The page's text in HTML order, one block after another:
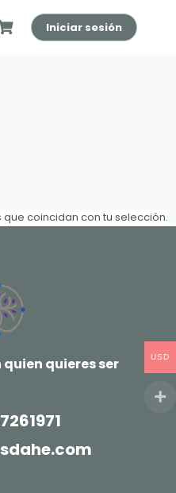
Iniciar sesión
coincidan con tu selección.
quieres ser USD